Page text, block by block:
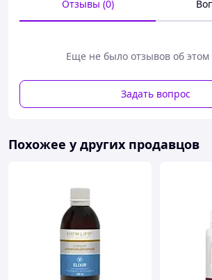
Не является лекарством и панацеей .
Отзывы (0)
Еще не было отзывов об этом
Задать вопрос
Похожее у других продавцов